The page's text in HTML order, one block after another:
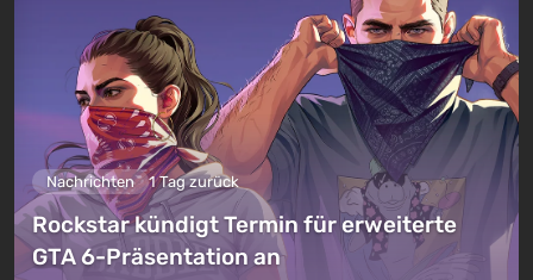
Nachrichten 1 Tag zurück
Rockstar kündigt Termin für erweiterte
GTA 6-Präsentation an